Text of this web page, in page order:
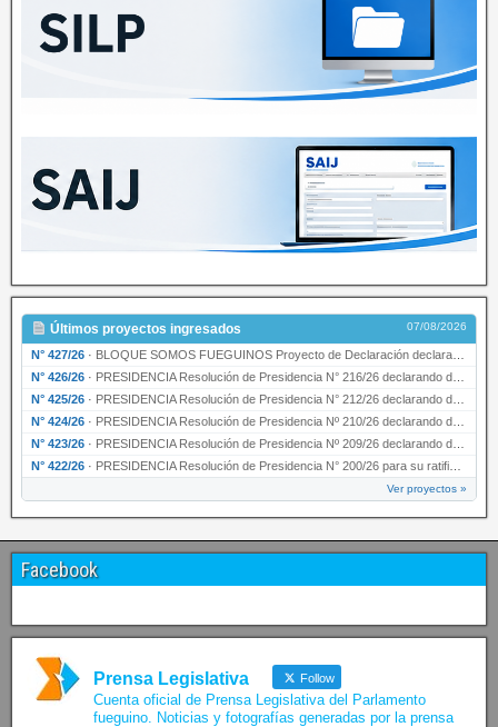
Últimos proyectos ingresados 07/08/2026
N° 427/26 · BLOQUE SOMOS FUEGUINOS Proyecto de Declaración declarando de interés provincial PRESIDENCI…
N° 426/26 · PRESIDENCIA Resolución de Presidencia N° 216/26 declarando de interés provincial la labor …
N° 425/26 · PRESIDENCIA Resolución de Presidencia N° 212/26 declarando de interés provincial el “50° A…
N° 424/26 · PRESIDENCIA Resolución de Presidencia Nº 210/26 declarando de interés provincial el proyec…
N° 423/26 · PRESIDENCIA Resolución de Presidencia Nº 209/26 declarando de interés provincial la presen…
N° 422/26 · PRESIDENCIA Resolución de Presidencia N° 200/26 para su ratificación.
Ver proyectos »
Facebook
Prensa Legislativa Follow
Cuenta oficial de Prensa Legislativa del Parlamento
fueguino. Noticias y fotografías generadas por la prensa